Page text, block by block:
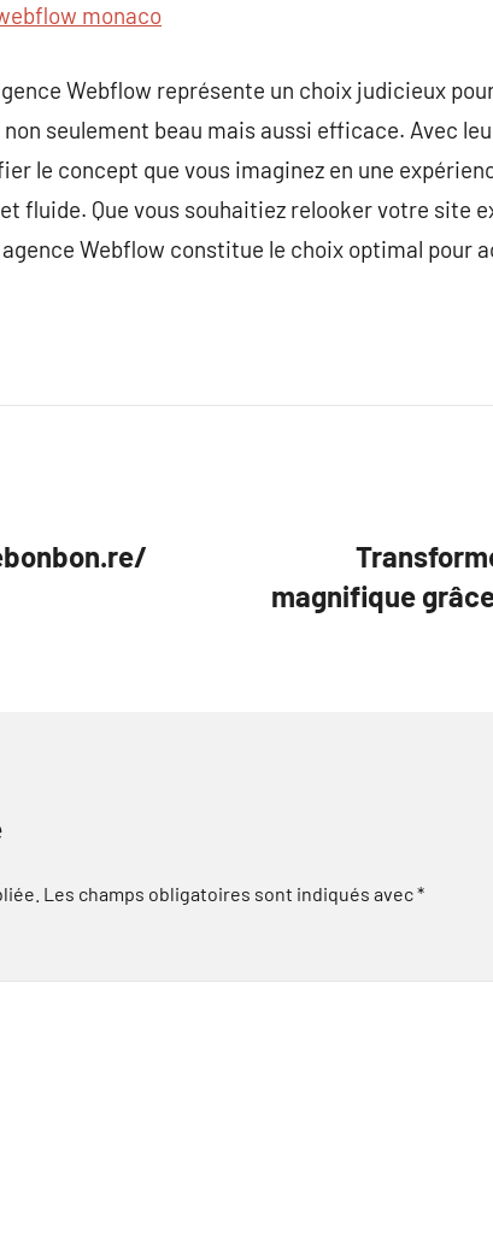
monaco
Webflow représente un choix judicieux
seulement beau mais aussi efficace. Avec
le concept que vous imaginez en une
fluide. Que vous souhaitiez relooker votre site
Webflow constitue le choix optimal pour
magnifique
Les champs obligatoires sont indiqués avec*